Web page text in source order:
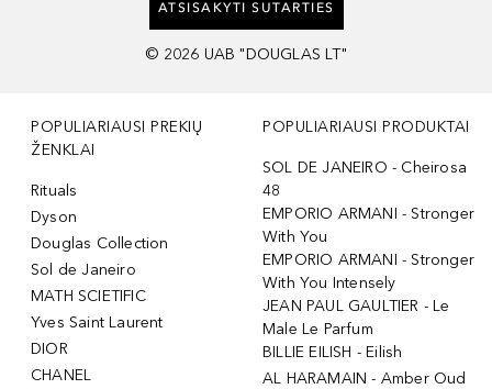
ATSISAKYTI SUTARTIES
© 2026 UAB "DOUGLAS LT"
POPULIARIAUSI PREKIŲ
ŽENKLAI
Rituals
Dyson
Douglas Collection
Sol de Janeiro
MATH SCIETIFIC
Yves Saint Laurent
DIOR
CHANEL
POPULIARIAUSI PRODUKTAI
SOL DE JANEIRO - Cheirosa
48
EMPORIO ARMANI - Stronger
With You
EMPORIO ARMANI - Stronger
With You Intensely
JEAN PAUL GAULTIER - Le
Male Le Parfum
BILLIE EILISH - Eilish
AL HARAMAIN - Amber Oud